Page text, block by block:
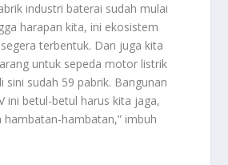
industri baterai sudah mulai
harapan kita, ini ekosistem
terbentuk. Dan juga kita
untuk sepeda motor listrik
sini sudah 59 pabrik. Bangunan
ini betul-betul harus kita jaga,
hambatan-hambatan,” imbuh